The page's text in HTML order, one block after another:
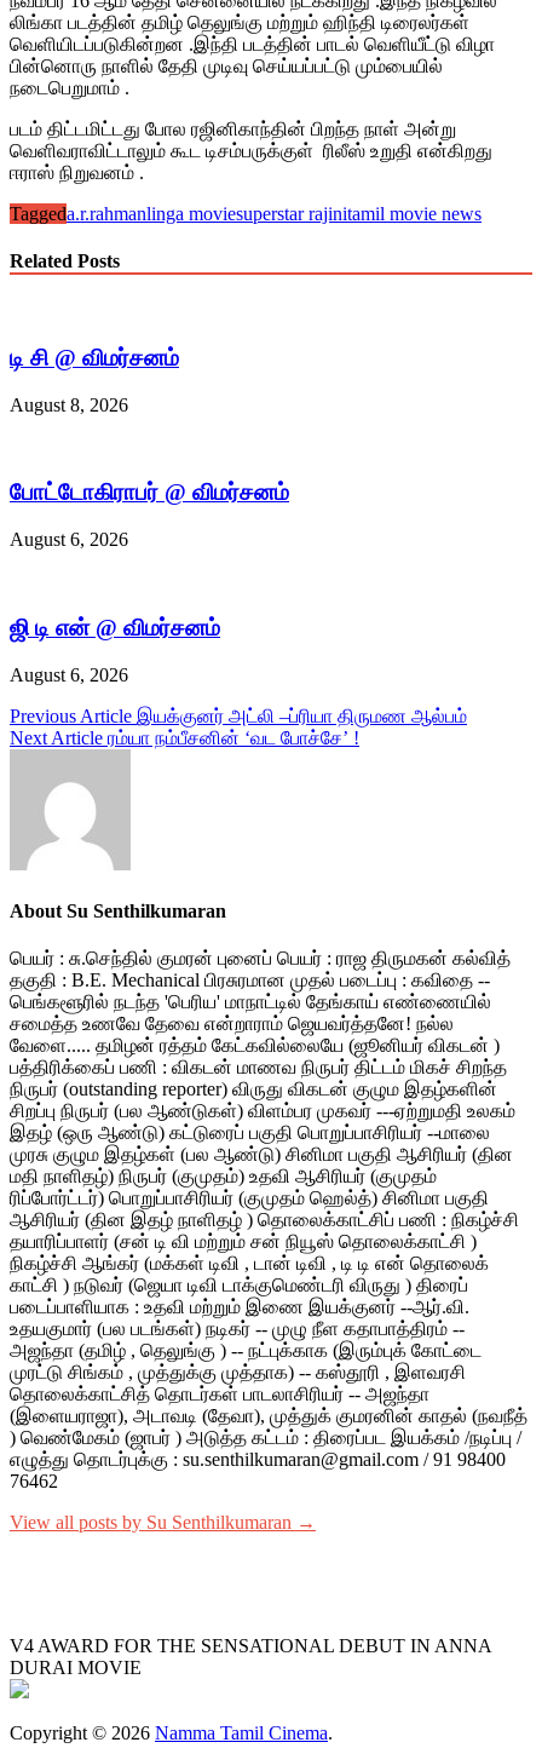
லிங்கா படத்தின் தமிழ் தெலுங்கு மற்றும் ஹிந்தி டிரைலர்கள்
வெளியிடப்படுகின்றன .இந்தி படத்தின் பாடல் வெளியீட்டு விழா
பின்னொரு நாளில் தேதி முடிவு செய்யப்பட்டு மும்பையில்
நடைபெறுமாம் .
படம் திட்டமிட்டது போல ரஜினிகாந்தின் பிறந்த நாள் அன்று
வெளிவராவிட்டாலும் கூட டிசம்பருக்குள் ரிலீஸ் உறுதி என்கிறது
ஈராஸ் நிறுவனம் .
Taggeda.r.rahmanlinga moviesuperstar rajinitamil movie news
Related Posts
டி சி @ விமர்சனம்
August 8, 2026
போட்டோகிராபர் @ விமர்சனம்
August 6, 2026
ஜி டி என் @ விமர்சனம்
August 6, 2026
Post
navigation
Previous Article இயக்குனர் அட்லி –ப்ரியா திருமண ஆல்பம்
Next Article ரம்யா நம்பீசனின் ‘வட போச்சே’ !
About Su Senthilkumaran
பெயர் : சு.செந்தில் குமரன் புனைப் பெயர் : ராஜ திருமகன் கல்வித்
தகுதி : B.E. Mechanical பிரசுரமான முதல் படைப்பு : கவிதை --
பெங்களூரில் நடந்த 'பெரிய' மாநாட்டில் தேங்காய் எண்ணையில்
சமைத்த உணவே தேவை என்றாராம் ஜெயவர்த்தனே! நல்ல
வேளை..... தமிழன் ரத்தம் கேட்கவில்லையே (ஜூனியர் விகடன் )
பத்திரிக்கைப் பணி : விகடன் மாணவ நிருபர் திட்டம் மிகச் சிறந்த
நிருபர் (outstanding reporter) விருது விகடன் குழும இதழ்களின்
சிறப்பு நிருபர் (பல ஆண்டுகள்) விளம்பர முகவர் ---ஏற்றுமதி உலகம்
இதழ் (ஒரு ஆண்டு) கட்டுரைப் பகுதி பொறுப்பாசிரியர் --மாலை
முரசு குழும இதழ்கள் (பல ஆண்டு) சினிமா பகுதி ஆசிரியர் (தின
மதி நாளிதழ்) நிருபர் (குமுதம்) உதவி ஆசிரியர் (குமுதம்
ரிப்போர்ட்டர்) பொறுப்பாசிரியர் (குமுதம் ஹெல்த்) சினிமா பகுதி
ஆசிரியர் (தின இதழ் நாளிதழ் ) தொலைக்காட்சிப் பணி : நிகழ்ச்சி
தயாரிப்பாளர் (சன் டி வி மற்றும் சன் நியூஸ் தொலைக்காட்சி )
நிகழ்ச்சி ஆங்கர் (மக்கள் டிவி , டான் டிவி , டி டி என் தொலைக்
காட்சி ) நடுவர் (ஜெயா டிவி டாக்குமெண்டரி விருது ) திரைப்
படைப்பாளியாக : உதவி மற்றும் இணை இயக்குனர் --ஆர்.வி.
உதயகுமார் (பல படங்கள்) நடிகர் -- முழு நீள கதாபாத்திரம் --
அஜந்தா (தமிழ் , தெலுங்கு ) -- நட்புக்காக (இரும்புக் கோட்டை
முரட்டு சிங்கம் , முத்துக்கு முத்தாக) -- கஸ்தூரி , இளவரசி
தொலைக்காட்சித் தொடர்கள் பாடலாசிரியர் -- அஜந்தா
(இளையராஜா), அடாவடி (தேவா), முத்துக் குமரனின் காதல் (நவநீத்
) வெண்மேகம் (ஜாபர் ) அடுத்த கட்டம் : திரைப்பட இயக்கம் /நடிப்பு /
எழுத்து தொடர்புக்கு : su.senthilkumaran@gmail.com / 91 98400
76462
View all posts by Su Senthilkumaran →
V4 AWARD FOR THE SENSATIONAL DEBUT IN ANNA
DURAI MOVIE
Copyright © 2026 Namma Tamil Cinema.